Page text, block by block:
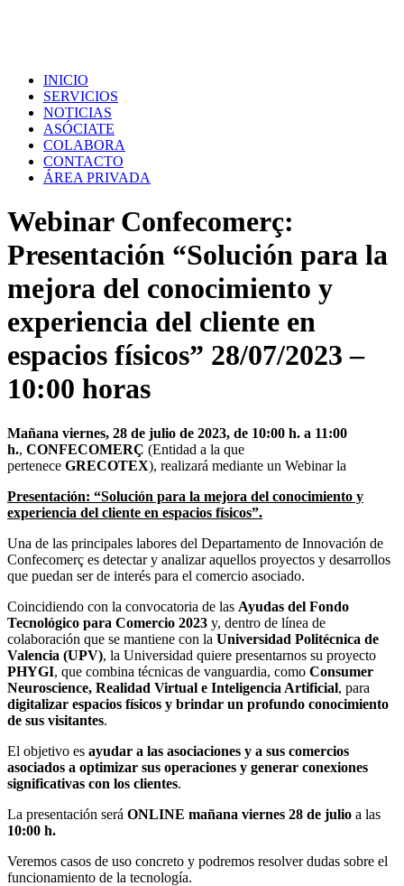
INICIO
SERVICIOS
NOTICIAS
ASÓCIATE
COLABORA
CONTACTO
ÁREA PRIVADA
Webinar Confecomerç:
Presentación “Solución para la
mejora del conocimiento y
experiencia del cliente en
espacios físicos” 28/07/2023 –
10:00 horas
Mañana viernes, 28 de julio de 2023, de 10:00 h. a 11:00
h., CONFECOMERÇ (Entidad a la que
pertenece GRECOTEX), realizará mediante un Webinar la
Presentación: “Solución para la mejora del conocimiento y
experiencia del cliente en espacios físicos”.
Una de las principales labores del Departamento de Innovación de
Confecomerç es detectar y analizar aquellos proyectos y desarrollos
que puedan ser de interés para el comercio asociado.
Coincidiendo con la convocatoria de las Ayudas del Fondo
Tecnológico para Comercio 2023 y, dentro de línea de
colaboración que se mantiene con la Universidad Politécnica de
Valencia (UPV), la Universidad quiere presentarnos su proyecto
PHYGI, que combina técnicas de vanguardia, como Consumer
Neuroscience, Realidad Virtual e Inteligencia Artificial, para
digitalizar espacios físicos y brindar un profundo conocimiento
de sus visitantes.
El objetivo es ayudar a las asociaciones y a sus comercios
asociados a optimizar sus operaciones y generar conexiones
significativas con los clientes.
La presentación será ONLINE mañana viernes 28 de julio a las
10:00 h.
Veremos casos de uso concreto y podremos resolver dudas sobre el
funcionamiento de la tecnología.